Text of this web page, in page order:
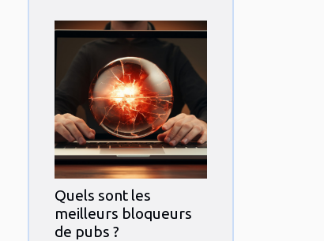
Quels sont les
meilleurs bloqueurs
de pubs ?